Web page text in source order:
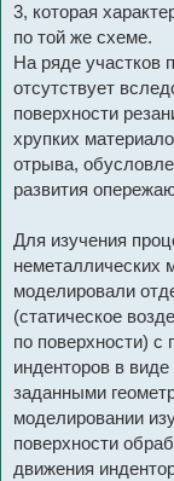
3, которая
по той же схеме.
На ряде участков
отсутствует
поверхности
хрупких
отрыва,
развития
Для изучения
неметаллических
моделировали
(статическое
по поверхности)
инденторов в
заданными
моделировании
поверхности
движения